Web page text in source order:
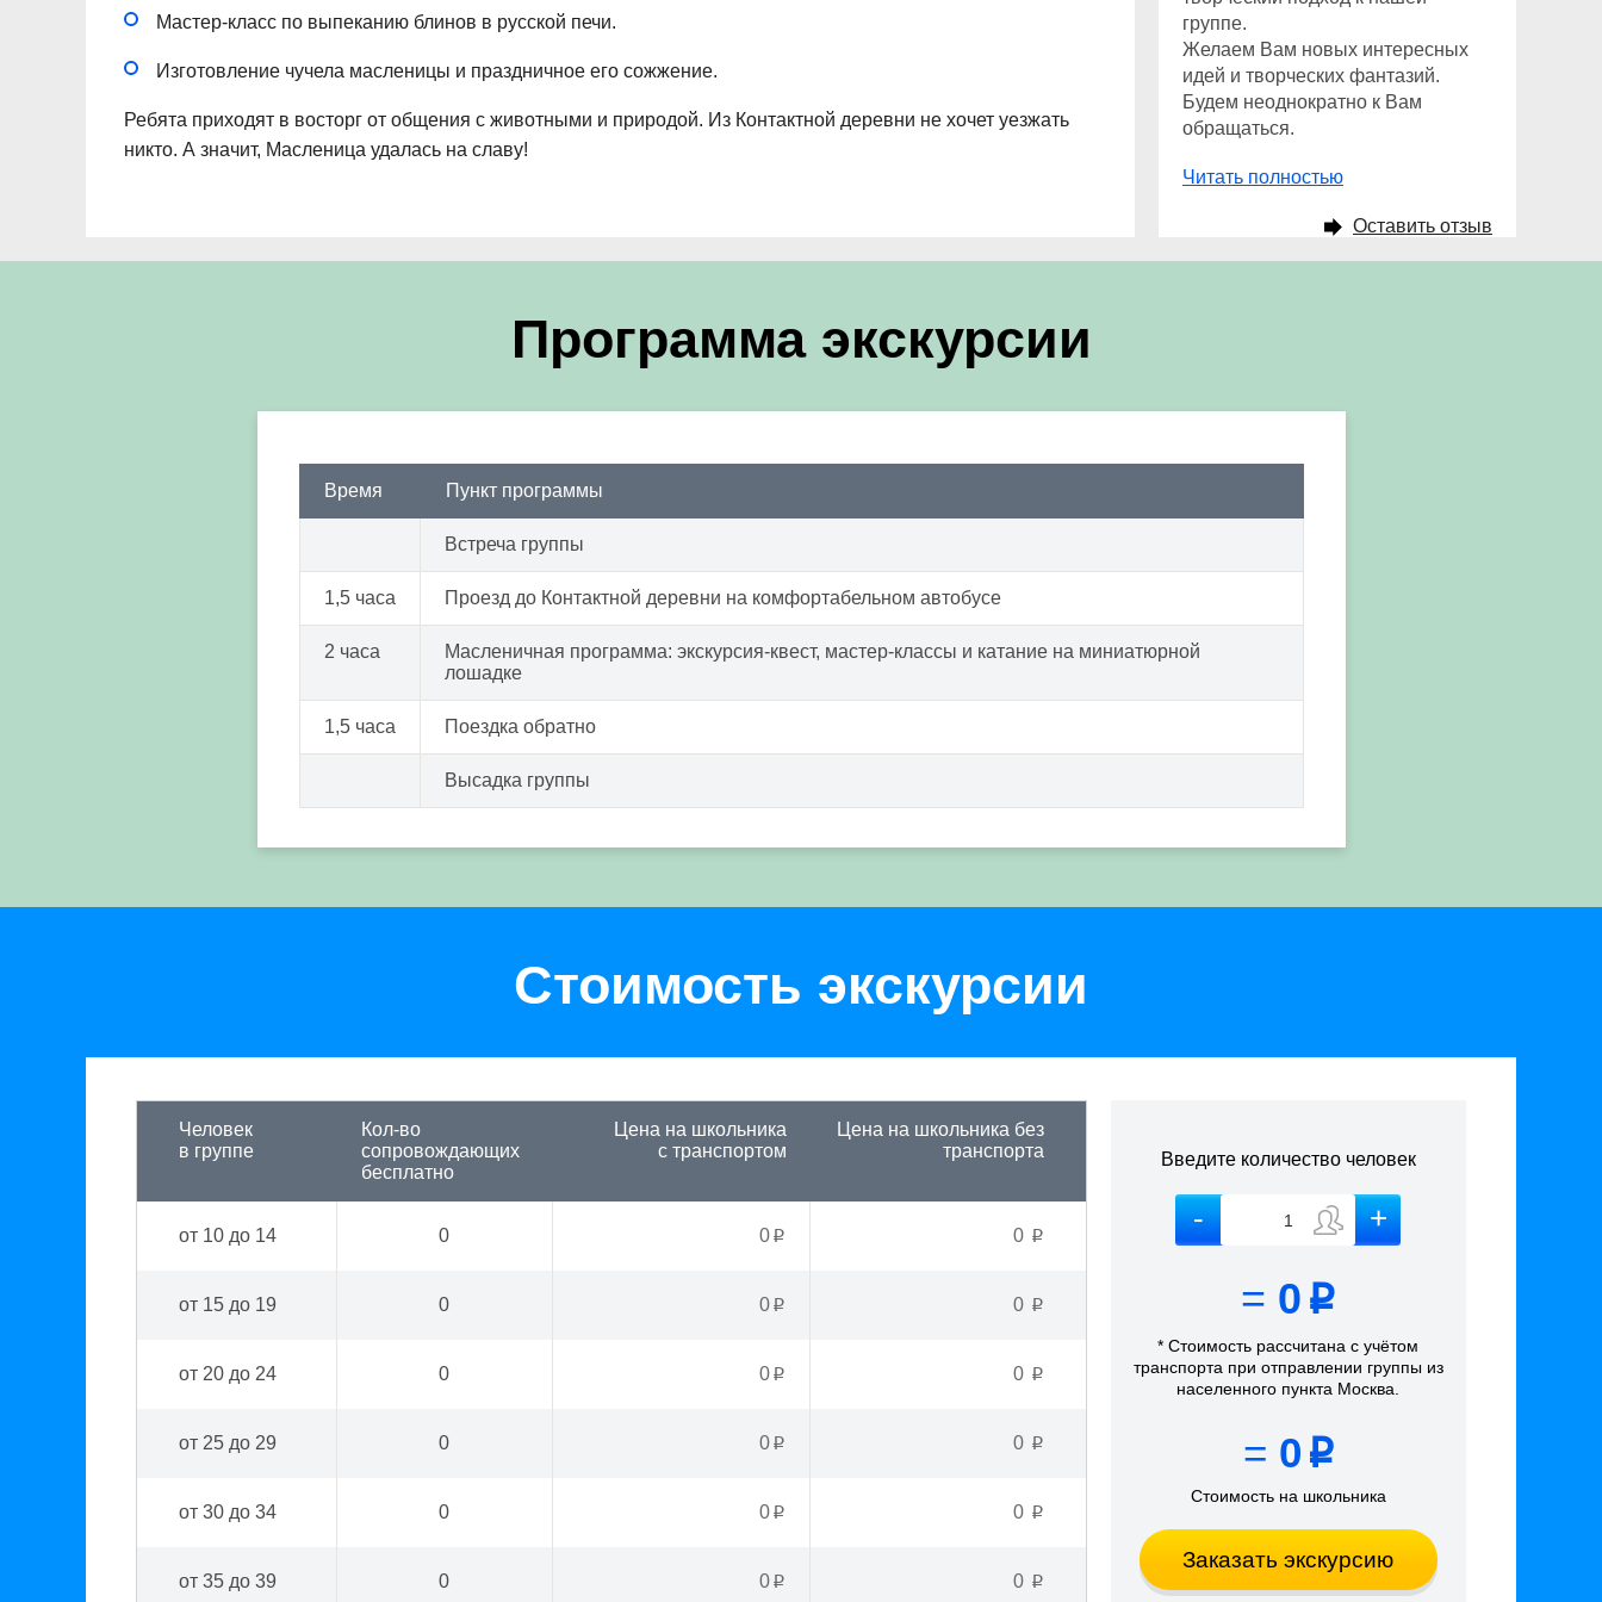
Мастер-класс по выпеканию блинов в русской печи.
Изготовление чучела масленицы и праздничное его сожжение.
Ребята приходят в восторг от общения с животными и природой. Из Контактной деревни не хочет уезжать
никто. А значит, Масленица удалась на славу!
группе.
Желаем Вам новых интересных
идей и творческих фантазий.
Будем неоднократно к Вам
обращаться.
Читать полностью
Оставить отзыв
Программа экскурсии
Время Пункт программы
Встреча группы
1,5 часа Проезд до Контактной деревни на комфортабельном автобусе
2 часа
Масленичная программа: экскурсия-квест, мастер-классы и катание на миниатюрной
лошадке
1,5 часа Поездка обратно
Высадка группы
Стоимость экскурсии
Цена на школьника
с транспортом
Цена на школьника без
транспорта
Человек
в группе
Кол-во
сопровождающих
бесплатно
0p 0 p
от 10 до 14 0
0p 0 p
от 15 до 19 0
0p 0 p
от 20 до 24 0
0p 0 p
от 25 до 29 0
0p 0 p
от 30 до 34 0
0p 0 p
от 35 до 39 0
Введите количество человек
= 0 p
* Стоимость рассчитанас учётом
транспорта при отправлении группы из
населенного пункта Москва
= 0 p
Стоимость на школьника
Заказать экскурсию